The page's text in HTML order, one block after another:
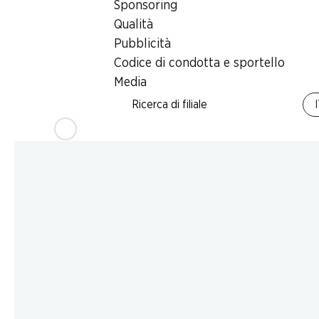
Sponsoring
Qualità
Pubblicità
Codice di condotta e sportello
Media
Ricerca di filiale